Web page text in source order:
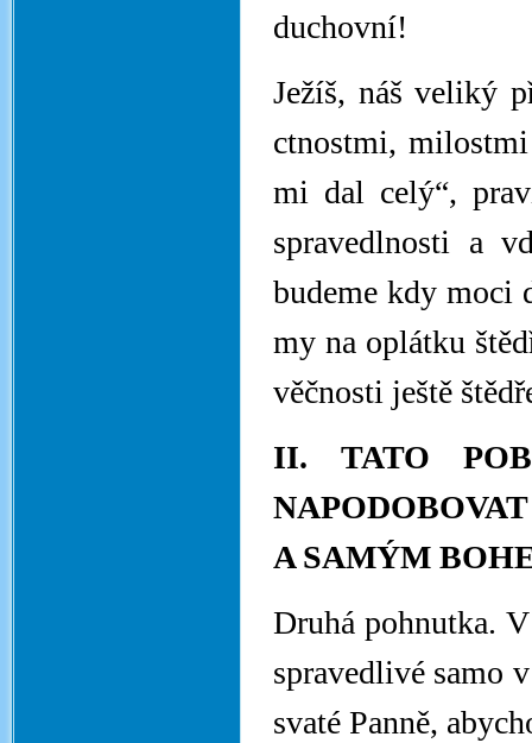
duchovní!
Ježíš, náš veliký
ctnostmi,
mi dal celý“,
spravedlnosti a
budeme kdy moci
my na oplátku
věčnosti ještě
II. TATO
A SAMÝM
Druhá pohnutka.
spravedlivé samo
svaté Panně,